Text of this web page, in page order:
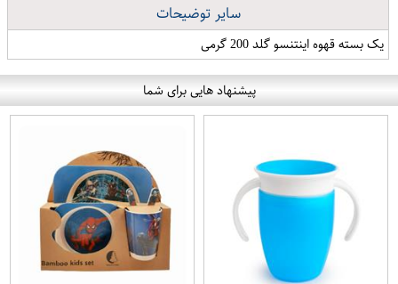
سایر توضیحات
یک بسته قهوه اینتنسو گلد 200 گرمی
پیشنهاد هایی برای شما